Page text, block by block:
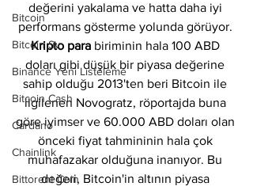
Bitcoin
Bitcoin Sv
Binance Yeni Listeleme
Bitcoin Cash
Cardano
Chainlink
Bittorent Coin
değerini yakalama ve hatta daha iyi
performans gösterme yolunda görüyor.
Kripto para biriminin hala 100 ABD
doları gibi düşük bir piyasa değerine
sahip olduğu 2013'ten beri Bitcoin ile
ilgilenen Novogratz, röportajda buna
göre iyimser ve 60.000 ABD doları olan
önceki fiyat tahmininin hala çok
muhafazakar olduğuna inanıyor. Bu
değeri, Bitcoin'in altının piyasa